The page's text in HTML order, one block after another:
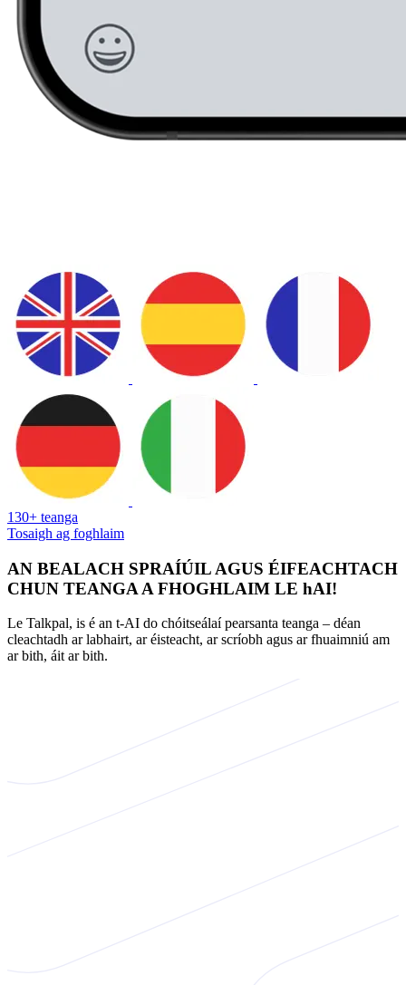
130+ teanga
Tosaigh ag foghlaim
AN BEALACH SPRAÍÚIL AGUS ÉIFEACHTACH
CHUN TEANGA A FHOGHLAIM LE hAI!
Le Talkpal, is é an t-AI do chóitseálaí pearsanta teanga – déan
cleachtadh ar labhairt, ar éisteacht, ar scríobh agus ar fhuaimniú am
ar bith, áit ar bith.